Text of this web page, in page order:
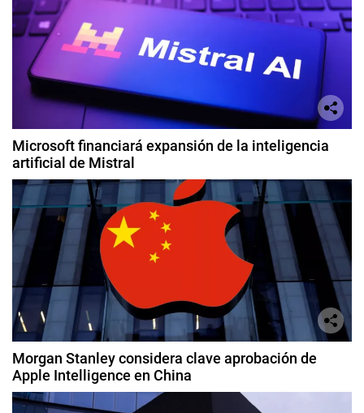
Microsoft financiará expansión de la inteligencia
artificial de Mistral
Morgan Stanley considera clave aprobación de
Apple Intelligence en China